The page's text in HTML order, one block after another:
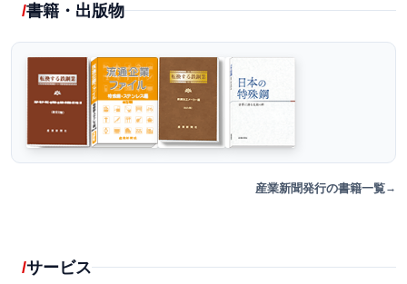
書籍・出版物
産業新聞発行の書籍一覧
サービス